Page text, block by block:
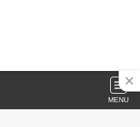
MENU